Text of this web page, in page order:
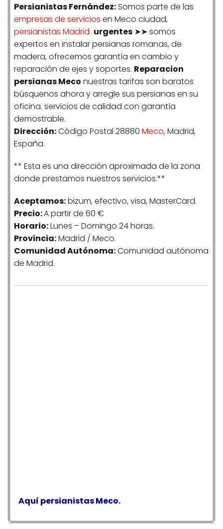
PersianistasFernández:Somos parte de las
empresas de servicios en Meco ciudad,
persianistas Madrid urgentes ➤➤ somos
expertos en instalar persianas romanas, de
madera, ofrecemos garantía en cambio y
reparación de ejes y soportes. Reparacion
persianas Meco nuestras tarifas son baratos
búsquenos ahora y arregle sus persianas en su
oficina. servicios de calidad con garantía
demostrable.
Dirección:Código Postal 28880 Meco, Madrid,
España.
** Esta es una dirección aproximada de la zona
donde prestamos nuestros servicios.**
Aceptamos:bizum, efectivo, visa, MasterCard.
Precio:A partir de 60 €
Horario:Lunes – Domingo 24 horas.
Provincia:Madrid / Meco.
ComunidadAutónoma:Comunidad autónoma
de Madrid.
Aquí persianistas Meco.